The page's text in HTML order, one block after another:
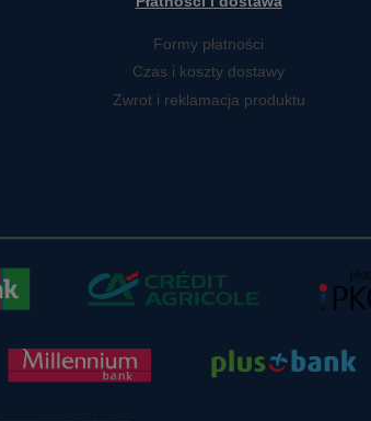
Formy płatności
Czas i koszty dostawy
Zwrot i reklamacja produktu